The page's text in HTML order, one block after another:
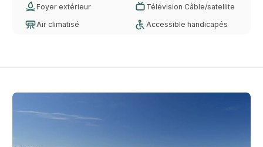
Foyer extérieur Télévision Câble/satellite
Air climatisé Accessible handicapés